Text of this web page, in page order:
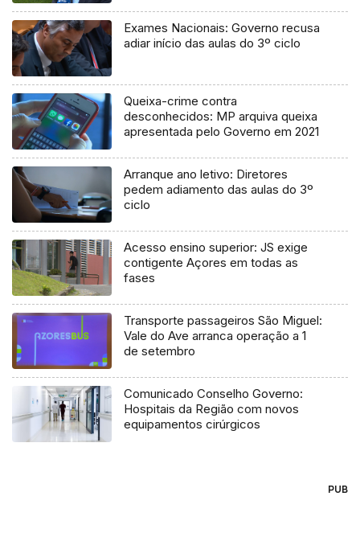
Exames Nacionais: Governo recusa
adiar início das aulas do 3º ciclo
Queixa-crime contra
desconhecidos: MP arquiva queixa
apresentada pelo Governo em 2021
Arranque ano letivo: Diretores
pedem adiamento das aulas do 3º
ciclo
Acesso ensino superior: JS exige
contigente Açores em todas as
fases
Transporte passageiros São Miguel:
Vale do Ave arranca operação a 1
de setembro
Comunicado Conselho Governo:
Hospitais da Região com novos
equipamentos cirúrgicos
PUB